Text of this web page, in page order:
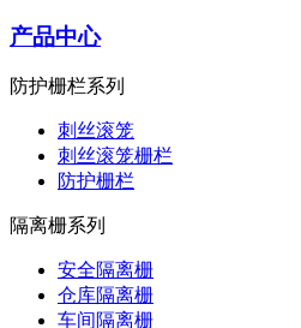
产品中心
防护栅栏系列
刺丝滚笼
刺丝滚笼栅栏
防护栅栏
隔离栅系列
安全隔离栅
仓库隔离栅
车间隔离栅